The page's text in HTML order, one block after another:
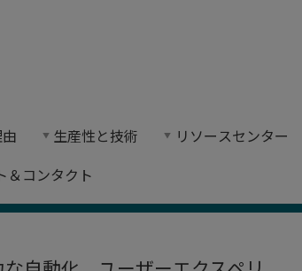
生産性と技術
リソースセンター
＆コンタクト
エンスの向上により、金型プロ
新機能